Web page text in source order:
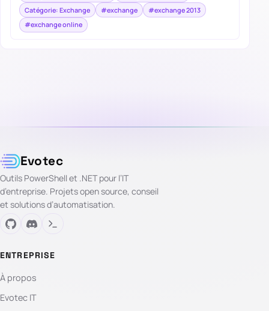
Catégorie: Exchange
#exchange
#exchange 2013
#exchange online
Evotec
Outils PowerShell et .NET pour l’IT
d’entreprise. Projets open source, conseil
et solutions d’automatisation.
ENTREPRISE
À propos
Evotec IT